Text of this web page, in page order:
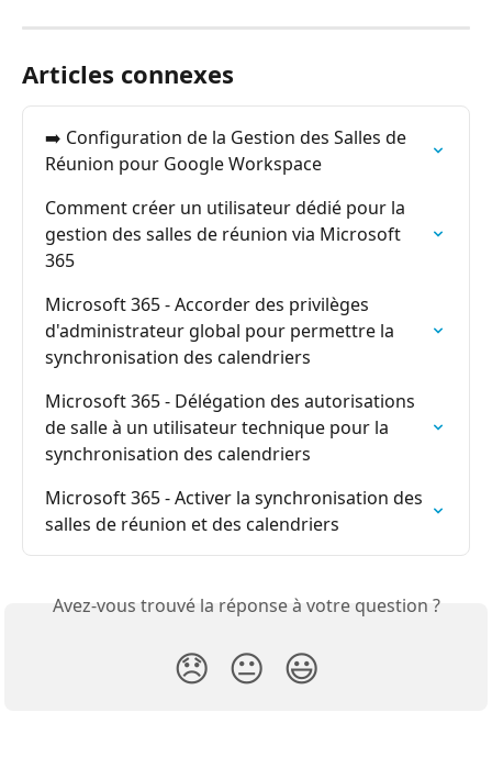
Articles connexes
➡️ Configuration de la Gestion des Salles de
Réunion pour Google Workspace
Comment créer un utilisateur dédié pour la
gestion des salles de réunion via Microsoft
365
Microsoft 365 - Accorder des privilèges
d'administrateur global pour permettre la
synchronisation des calendriers
Microsoft 365 - Délégation des autorisations
de salle à un utilisateur technique pour la
synchronisation des calendriers
Microsoft 365 - Activer la synchronisation des
salles de réunion et des calendriers
Avez-vous trouvé la réponse à votre question ?
😞 😐 😃